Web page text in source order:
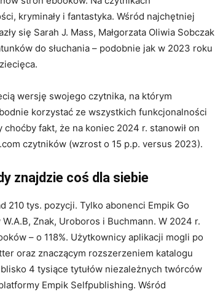
kryminały i fantastyka. Wśród najchętniej
się Sarah J. Mass, Małgorzata Oliwia Sobczak
do słuchania – podobnie jak w 2023 roku
wersję swojego czytnika, na którym
korzystać ze wszystkich funkcjonalności
fakt, że na koniec 2024 r. stanowił on
czytników (wzrost o 15 p.p. versus 2023).
znajdzie coś dla siebie
210 tys. pozycji. Tylko abonenci Empik Go
Znak, Uroboros i Buchmann. W 2024 r.
– o 118%. Użytkownicy aplikacji mogli po
oraz znaczącym rozszerzeniem katalogu
4 tysiące tytułów niezależnych twórców
Empik Selfpublishing. Wśród